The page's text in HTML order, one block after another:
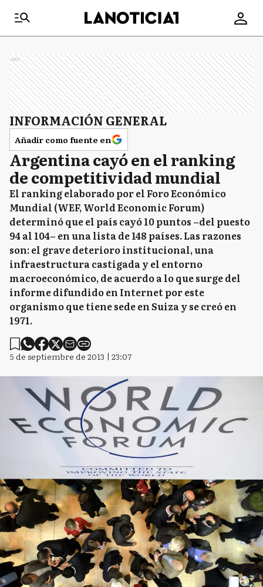
Ads
INFORMACIÓN GENERAL
Añadir como fuente en
Argentina cayó en el ranking
de competitividad mundial
El ranking elaborado por el Foro Económico
Mundial (WEF, World Economic Forum)
determinó que el país cayó 10 puntos –del puesto
94 al 104– en una lista de 148 países. Las razones
son: el grave deterioro institucional, una
infraestructura castigada y el entorno
macroeconómico, de acuerdo a lo que surge del
informe difundido en Internet por este
organismo que tiene sede en Suiza y se creó en
1971.
5 de septiembre de 2013 | 23:07